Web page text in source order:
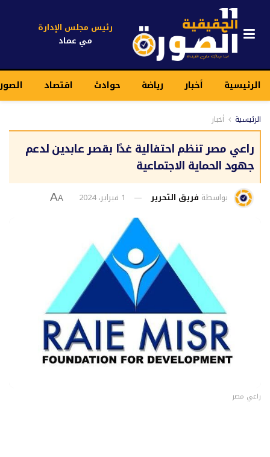
رئيس مجلس الإدارة
مي عماد
الرئيسية أخبار رياضة حوادث اقتصاد
الرئيسية أخبار
راعي مصر تنظم احتفالية غدًا بقصر عابدين لدعم
جهود الحماية الاجتماعية
بواسطة فريق التحرير 1 فبراير، 2024 A
A
راعي مصر